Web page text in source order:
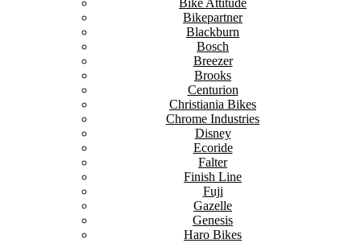
Bike Attitude
Bikepartner
Blackburn
Bosch
Breezer
Brooks
Centurion
Christiania Bikes
Chrome Industries
Disney
Ecoride
Falter
Finish Line
Fuji
Gazelle
Genesis
Haro Bikes